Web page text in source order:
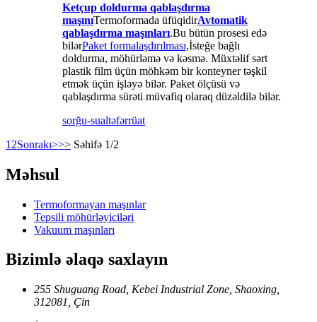
Ketçup doldurma qablaşdırma
maşınıTermoformada üfüqidirAvtomatik
qablaşdırma maşınları.Bu bütün prosesi edə
bilərPaket formalaşdırılması,İsteğe bağlı
doldurma, möhürləmə və kəsmə. Müxtəlif sərt
plastik film üçün möhkəm bir konteyner təşkil
etmək üçün işləyə bilər. Paket ölçüsü və
qablaşdırma sürəti müvafiq olaraq düzəldilə bilər.
sorğu-sualtəfərrüat
1 2Sonrakı>>> Səhifə 1/2
Məhsul
Termoformayan maşınlar
Tepsili möhürləyiciləri
Vakuum maşınları
Bizimlə əlaqə saxlayın
255 Shuguang Road, Kebei Industrial Zone, Shaoxing,
312081, Çin